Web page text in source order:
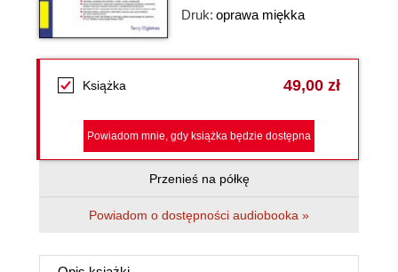
Druk: oprawa miękka
Książka 49,00 zł
Powiadom mnie, gdy książka będzie dostępna
Przenieś na półkę
Powiadom o dostępności audiobooka »